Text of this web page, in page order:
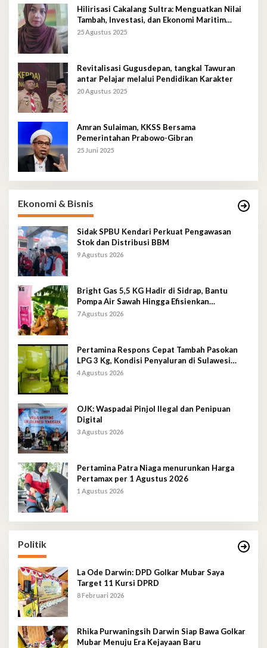
Hilirisasi Cakalang Sultra: Menguatkan Nilai
Tambah, Investasi, dan Ekonomi Maritim
Berkelanjutan
25 Agustus 2025
Revitalisasi Gugusdepan, tangkal Tawuran
antar Pelajar melalui Pendidikan Karakter
20 Agustus 2025
Amran Sulaiman, KKSS Bersama
Pemerintahan Prabowo-Gibran
25 Juni 2025
Ekonomi & Bisnis
Sidak SPBU Kendari Perkuat Pengawasan
Stok dan Distribusi BBM
9 Agustus 2026
Bright Gas 5,5 KG Hadir di Sidrap, Bantu
Pompa Air Sawah Hingga Efisienkan
Penyaluran Elpiji 3 Kg
7 Agustus 2026
Pertamina Respons Cepat Tambah Pasokan
LPG 3 Kg, Kondisi Penyaluran di Sulawesi
Selatan Berlangsung Kondusif
4 Agustus 2026
OJK: Waspadai Pinjol Ilegal dan Penipuan
Digital
3 Agustus 2026
Pertamina Patra Niaga menurunkan Harga
Pertamax per 1 Agustus 2026
1 Agustus 2026
Politik
La Ode Darwin: DPD Golkar Mubar Saya
Target 11 Kursi DPRD
8 Februari 2026
Rhika Purwaningsih Darwin Siap Bawa Golkar
Mubar Menuju Era Kejayaan Baru